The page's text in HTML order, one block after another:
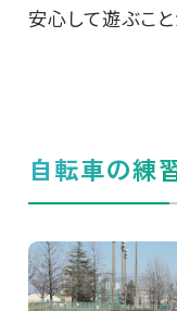
安心して遊ぶこと
自転車の練